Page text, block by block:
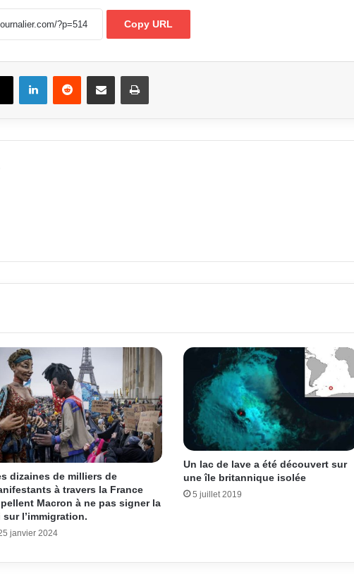
Copy URL
LinkedinReddit Partager par email Imprimer
dizaines de milliers de
à travers la France
Macron à ne pas signer la
sur l’immigration.
janvier 2024
Un lac de lave a été découvert sur
une île britannique isolée
5 juillet 2019